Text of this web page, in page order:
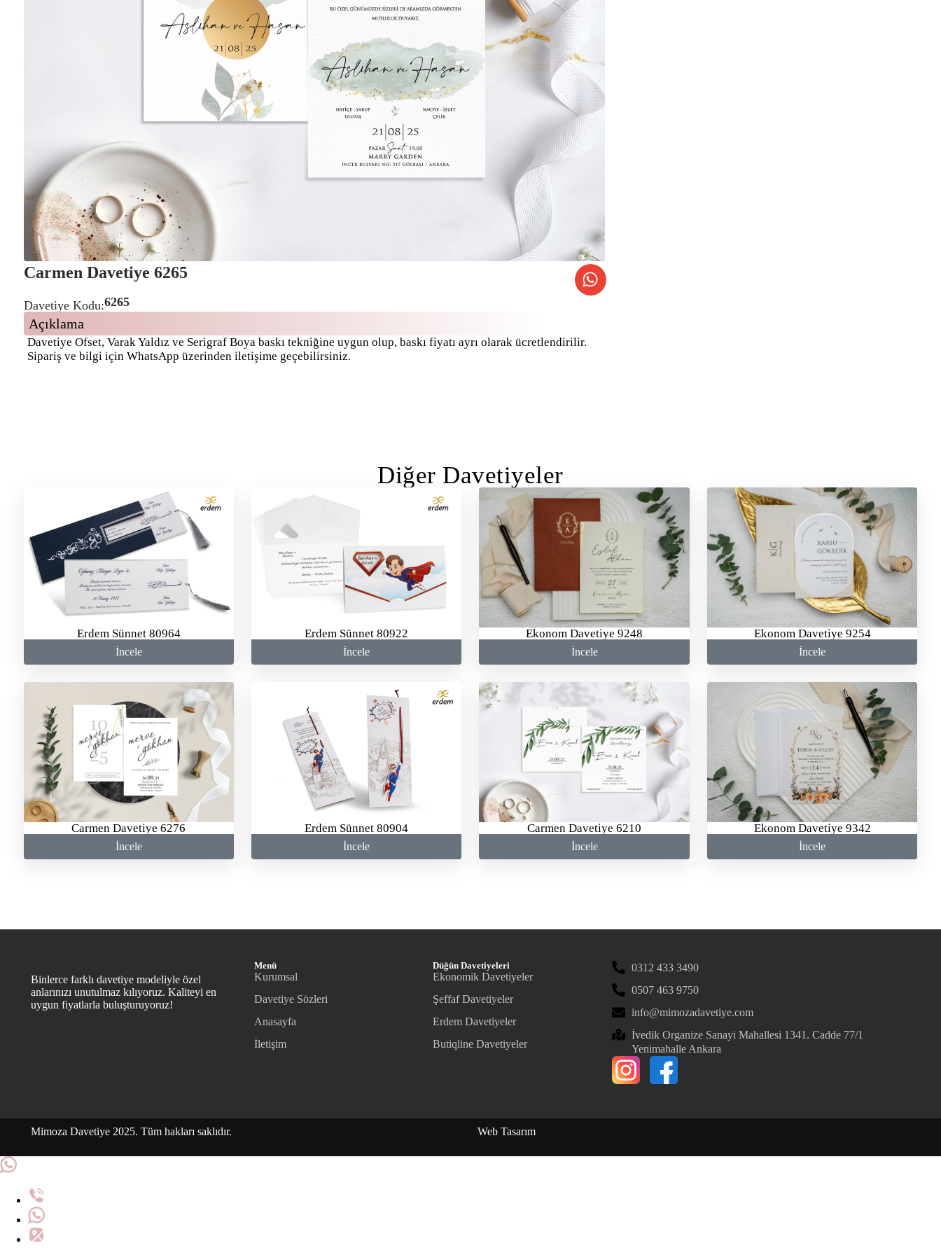
ŞEFFAF DAVETİYELER
VARAK YALDIZ BASKILI DAVETİYELER
Carmen Davetiye 6265
Davetiye Kodu:6265
Açıklama
Davetiye Ofset, Varak Yaldız ve Serigraf Boya baskı tekniğine uygun olup, baskı fiyatı ayrı olarak ücretlendirilir.
Sipariş ve bilgi için WhatsApp üzerinden iletişime geçebilirsiniz.
Diğer Davetiyeler
Erdem Sünnet 80964
İncele
Erdem Sünnet 80922
İncele
Ekonom Davetiye 9248
İncele
Ekonom Davetiye 9254
İncele
Carmen Davetiye 6276
İncele
Erdem Sünnet 80904
İncele
Carmen Davetiye 6210
İncele
Ekonom Davetiye 9342
İncele
Binlerce farklı davetiye modeliyle özel
anlarınızı unutulmaz kılıyoruz. Kaliteyi en
uygun fiyatlarla buluşturuyoruz!
Menü
Kurumsal
Davetiye Sözleri
Anasayfa
İletişim
Düğün Davetiyeleri
Ekonomik Davetiyeler
Şeffaf Davetiyeler
Erdem Davetiyeler
Butiqline Davetiyeler
0312 433 3490
0507 463 9750
info@mimozadavetiye.com
İvedik Organize Sanayi Mahallesi 1341. Cadde 77/1
Yenimahalle Ankara
Mimoza Davetiye 2025. Tüm hakları saklıdır. Web Tasarım